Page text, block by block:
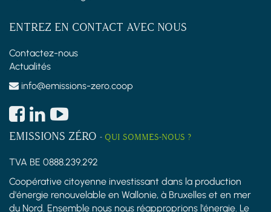
ENTREZ EN CONTACT AVEC NOUS
Contactez-nous
Actualités
info@emissions-zero.coop
EMISSIONS ZÉRO - QUI SOMMES-NOUS ?
TVA BE 0888.239.292
Coopérative citoyenne investissant dans la production
d'énergie renouvelable en Wallonie, à Bruxelles et en mer
du Nord. Ensemble nous nous réapproprions l'énergie. Le